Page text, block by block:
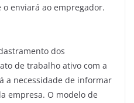
enviará ao empregador.
dos
de trabalho ativo com a
a necessidade de informar
empresa. O modelo de